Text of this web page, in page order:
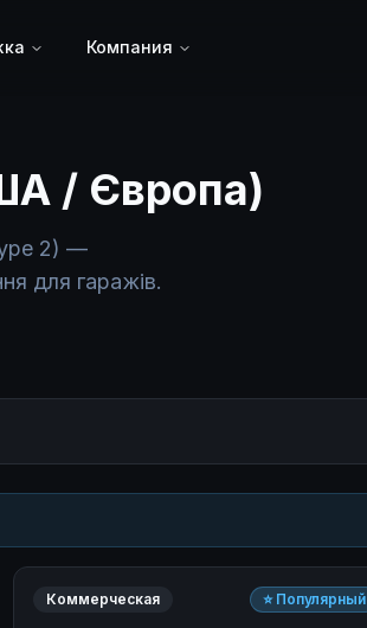
Компания
/ Європа)
2) —
для гаражів.
Коммерческая ⭐ Популярный